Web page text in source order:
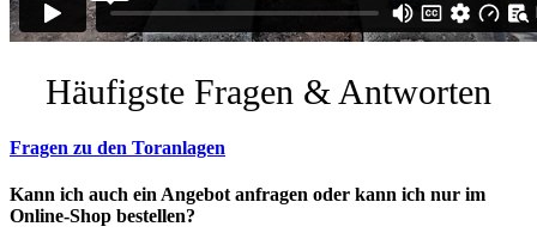
Häufigste Fragen & Antworten
Fragen zu den Toranlagen
Kann ich auch ein Angebot anfragen oder kann ich nur im
Online-Shop bestellen?